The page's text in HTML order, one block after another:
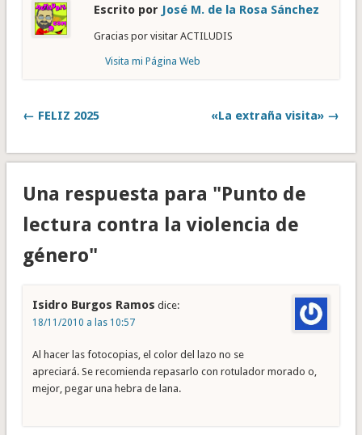
Escrito por José M. de la Rosa Sánchez
Gracias por visitar ACTILUDIS
Visita mi Página Web
← FELIZ 2025 «La extraña visita» →
Una respuesta para "Punto de
lectura contra la violencia de
género"
Isidro Burgos Ramos dice:
18/11/2010 a las 10:57
Al hacer las fotocopias, el color del lazo no se
apreciará. Se recomienda repasarlo con rotulador morado o,
mejor, pegar una hebra de lana.